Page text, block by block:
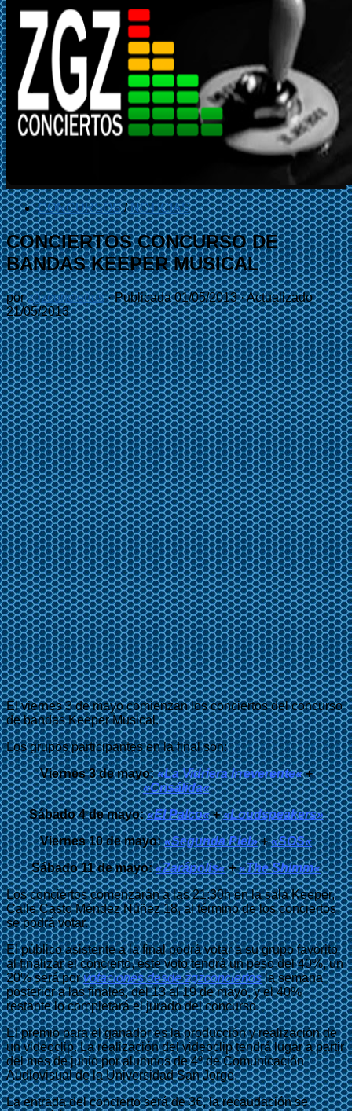
CONCURSOS / NOTICIAS
CONCIERTOS CONCURSO DE
BANDAS KEEPER MUSICAL
porzgzconciertos · Publicada01/05/2013· Actualizado
21/05/2013
El viernes 3 de mayo comienzan los conciertos del concurso
de bandas Keeper Musical.
Los grupos participantes en la final son:
Viernes 3 de mayo:«La Vidriera Irreverente«+
«Crisálida«
Sábado 4 de mayo:«El Palco«+«Loudspeakers»
Viernes 10 de mayo:«Segunda Piel» +«SOS«
Sábado 11 de mayo:«Zarápolis«+«The Shimm«
Los conciertos comenzarán a las 21:30h en la sala Keeper,
Calle Casto Méndez Núñez 18, al término de los conciertos
se podrá votar.
El público asistente a la final podrá votar a su grupo favorito
al finalizar el concierto, este voto tendrá un peso del 40%, un
20% será porvotaciones desde zgzconciertosla semana
posterior a las finales, del 13 al 19 de mayo, y el 40%
restante lo completará el jurado del concurso.
El premio para el ganador es la producción y realización de
un videoclip. La realización del videoclip tendrá lugar a partir
del mes de junio por alumnos de 4º de Comunicación
Audiovisual de la Universidad San Jorge.
La entrada del concierto será de 3€, la recaudación se